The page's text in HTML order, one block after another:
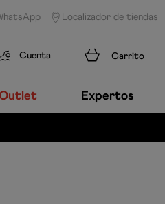
Localizador de tiendas
Cuenta
Outlet Expertos